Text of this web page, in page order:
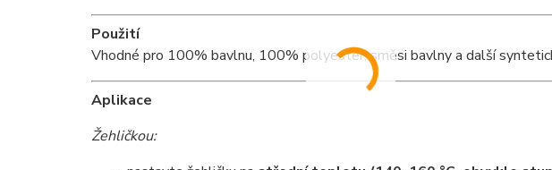
Použití
Vhodné pro 100% bavlnu, 100% polyester, směsi bavlny a další
Aplikace
Žehličkou: